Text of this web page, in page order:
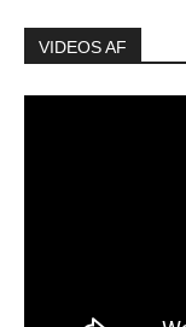
VIDEOS AF